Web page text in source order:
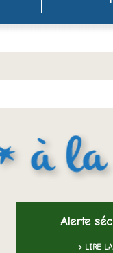
Alerte
> LIRE